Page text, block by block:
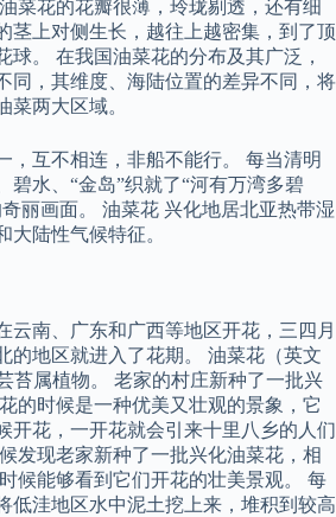
菜花的花瓣很薄，玲珑剔透，还有细
茎上对侧生长，越往上越密集，到了顶
球。 在我国油菜花的分布及其广泛，
同，其维度、海陆位置的差异不同，将
菜两大区域。
，互不相连，非船不能行。 每当清明
碧水、“金岛”织就了“河有万湾多碧
丽画面。 油菜花 兴化地居北亚热带湿
大陆性气候特征。
云南、广东和广西等地区开花，三四月
的地区就进入了花期。 油菜花（英文
苔属植物。 老家的村庄新种了一批兴
的时候是一种优美又壮观的景象，它
开花，一开花就会引来十里八乡的人们
发现老家新种了一批兴化油菜花，相
候能够看到它们开花的壮美景观。 每
低洼地区水中泥土挖上来，堆积到较高